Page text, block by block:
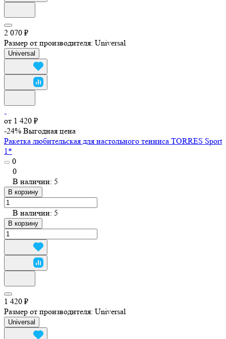
2 070 ₽
Размер от производителя: Universal
Universal
от 1 420 ₽
-24% Выгодная цена
Ракетка любительская для настольного тенниса TORRES Sport
1*
0
0
В наличии: 5
В корзину
В наличии: 5
В корзину
1 420 ₽
Размер от производителя: Universal
Universal